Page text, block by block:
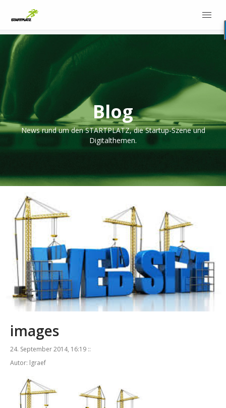
Blog
News rund um den STARTPLATZ, die Startup-Szene und
Digitalthemen.
images
24. September 2014, 16:19 ::
Autor: lgraef